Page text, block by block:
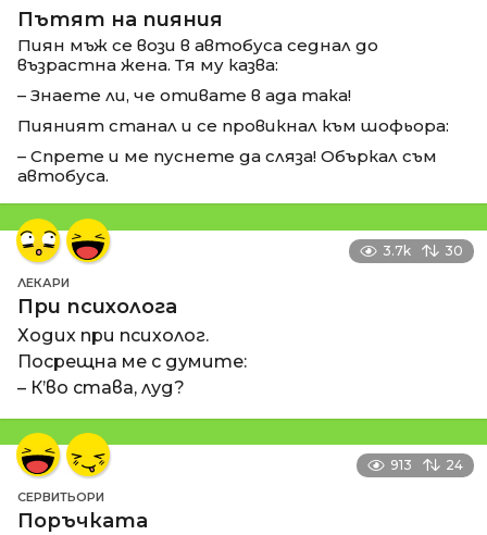
Пътят на пияния
Пиян мъж се вози в автобуса седнал до
възрастна жена. Тя му казва:
– Знаете ли, че отивате в ада така!
Пияният станал и се провикнал към шофьора:
– Спрете и ме пуснете да сляза! Объркал съм
автобуса.
3.7k 30
ЛЕКАРИ
При психолога
Ходих при психолог.
Посрещна ме с думите:
– К’во става, луд?
913 24
СЕРВИТЬОРИ
Поръчката